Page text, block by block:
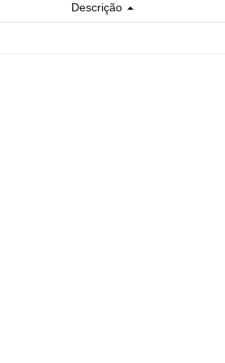
Descrição